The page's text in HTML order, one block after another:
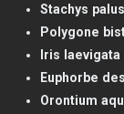
Stachys
Polygone
Iris
Euphorbe
Orontium